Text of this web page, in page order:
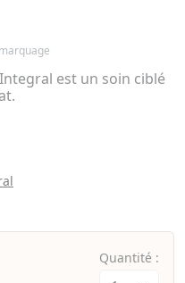
est un soin ciblé
Quantité :